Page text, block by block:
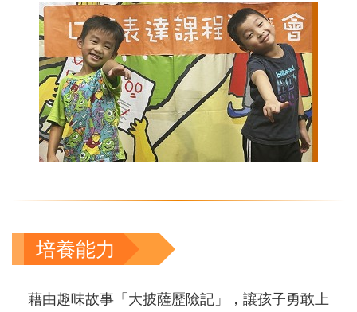
培養能力
藉由趣味故事「大披薩歷險記」，讓孩子勇敢上